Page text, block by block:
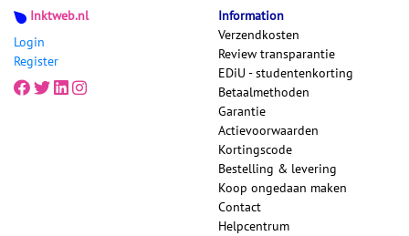
Inktweb.nl
Login
Register
Information
Verzendkosten
Review transparantie
EDiU - studentenkorting
Betaalmethoden
Garantie
Actievoorwaarden
Kortingscode
Bestelling & levering
Koop ongedaan maken
Contact
Helpcentrum